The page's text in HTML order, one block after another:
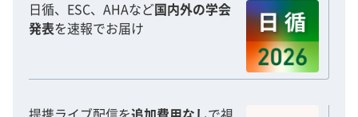
日循、ESC、AHAなど国内外の学会
発表を速報でお届け